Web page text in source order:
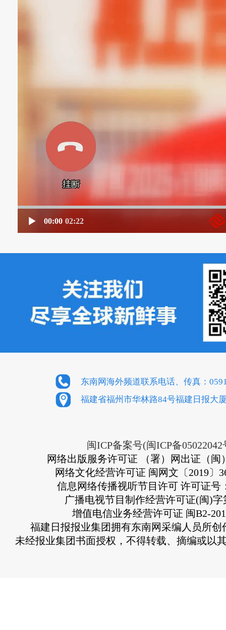
00:00 02:22
东南网海外频道联系电话、传真：
福建省福州市华林路84号福建日报大
闽ICP备案号(闽ICP备05022042
网络出版服务许可证 （署）网出证（闽
网络文化经营许可证 闽网文〔2019〕
信息网络传播视听节目许可 许可证号
广播电视节目制作经营许可证(闽)字
增值电信业务经营许可证 闽B2-
福建日报报业集团拥有东南网采编人员所创
未经报业集团书面授权，不得转载、摘编或以